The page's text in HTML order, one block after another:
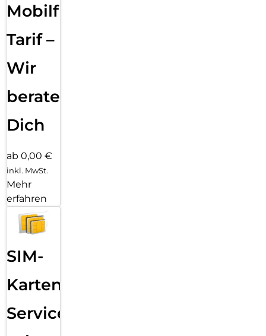
Mobilfunk
Tarif –
Wir
beraten
Dich
ab 0,00 €
inkl. MwSt.
Mehr
erfahren
SIM-
Karten
Service: